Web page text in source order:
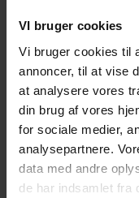
VI bruger cookies
Vi bruger cookies til
annoncer, til at vise
at analysere vores
din brug af vores
for sociale medier,
analysepartnere.
data med andre
de har indsamlet fra
Black Colour
Black Colour BCALLY